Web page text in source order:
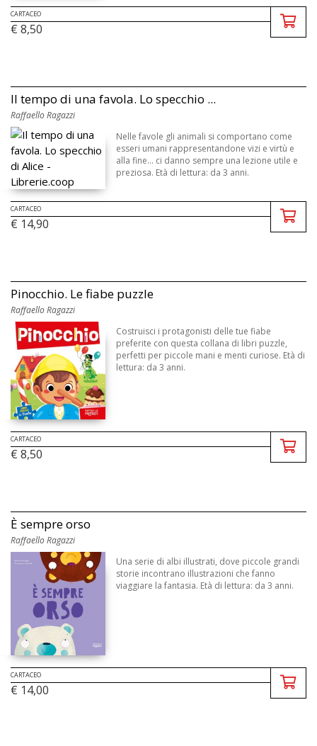
CARTACEO
€ 8,50
Il tempo di una favola. Lo specchio ...
Raffaello Ragazzi
Nelle favole gli animali si comportano come
esseri umani rappresentandone vizi e virtù e
alla fine... ci danno sempre una lezione utile e
preziosa. Età di lettura: da 3 anni.
CARTACEO
€ 14,90
Pinocchio. Le fiabe puzzle
Raffaello Ragazzi
Costruisci i protagonisti delle tue fiabe
preferite con questa collana di libri puzzle,
perfetti per piccole mani e menti curiose. Età di
lettura: da 3 anni.
CARTACEO
€ 8,50
È sempre orso
Raffaello Ragazzi
Una serie di albi illustrati, dove piccole grandi
storie incontrano illustrazioni che fanno
viaggiare la fantasia. Età di lettura: da 3 anni.
CARTACEO
€ 14,00